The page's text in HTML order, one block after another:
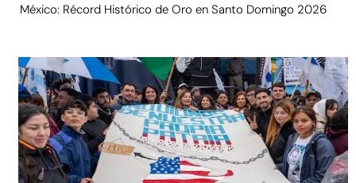
México: Récord Histórico de Oro en Santo Domingo 2026